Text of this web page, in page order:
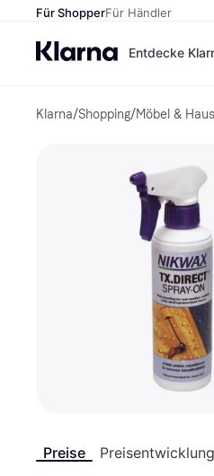
Für ShopperFür Händler
Entdecke
Klarna/Shopping/Möbel &
Preise Preisentwicklung